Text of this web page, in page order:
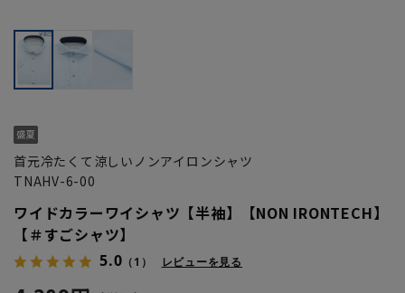
首元冷たくて涼しいノンアイロンシャツ
TNAHV-6-00
ワイドカラーワイシャツ【半袖】【NON IRONTECH】
【＃すごシャツ】
5.0 （1） レビューを見る